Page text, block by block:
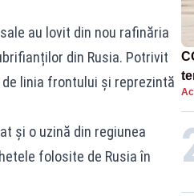
au lovit din nou rafinăria
din Rusia. Potrivit
linia frontului și reprezintă
și o uzină din regiunea
folosite de Rusia în